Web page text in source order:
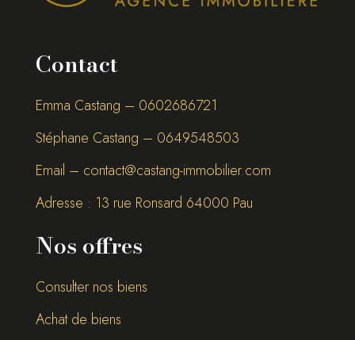
Contact
Emma Castang – 0602686721
Stéphane Castang – 0649548503
Email – contact@castang-immobilier.com
Adresse : 13 rue Ronsard 64000 Pau
Nos offres
Consulter nos biens
Achat de biens